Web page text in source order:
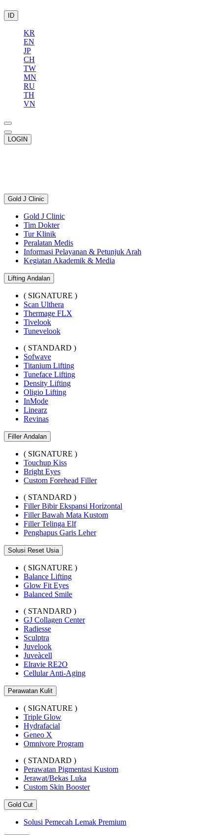
ID
KR
EN
JP
CH
TW
MN
RU
TH
VN
LOGIN
Gold J Clinic
Gold J Clinic
Tim Dokter
Tur Klinik
Peralatan Medis
Informasi Pelayanan & Petunjuk Arah
Kegiatan Akademik & Media
Lifting Andalan
( SIGNATURE )
Scan Ulthera
Thermage FLX
Tivelook
Tunevelook
( STANDARD )
Sofwave
Titanium Lifting
Tuneface Lifting
Density Lifting
Oligio Lifting
InMode
Linearz
Revinas
Filler Andalan
( SIGNATURE )
Touchup Kiss
Bright Eyes
Custom Forehead Filler
( STANDARD )
Filler Bibir Ekspansi Horizontal
Filler Bawah Mata Kustom
Filler Telinga Elf
Penghapus Garis Leher
Solusi Reset Usia
( SIGNATURE )
Balance Lifting
Glow Fit Eyes
Balanced Smile
( STANDARD )
GJ Collagen Center
Radiesse
Sculptra
Juvelook
Juveàcell
Elravie RE2O
Cellular Anti-Aging
Perawatan Kulit
( SIGNATURE )
Triple Glow
Hydrafacial
Geneo X
Omnivore Program
( STANDARD )
Perawatan Pigmentasi Kustom
Jerawat/Bekas Luka
Custom Skin Booster
Gold Cut
Solusi Pemecah Lemak Premium